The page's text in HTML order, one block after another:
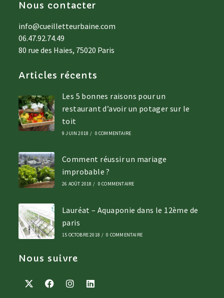
Nous contacter
info@cueilletteurbaine.com
06.47.92.74.49
80 rue des Haies, 75020 Paris
Articles récents
Les 5 bonnes raisons pour un
restaurant d’avoir un potager sur le
toit
9 JUIN 2018 / 0 COMMENTAIRE
Comment réussir un mariage
improbable ?
26 AOÛT 2018 / 0 COMMENTAIRE
Lauréat – Aquaponie dans le 12ème de
paris
15 OCTOBRE 2018 / 0 COMMENTAIRE
Nous suivre